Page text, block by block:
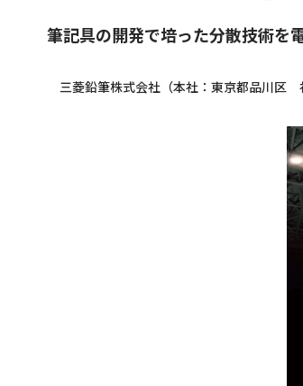
筆記具の開発で培った分散技術を
三菱鉛筆株式会社（本社：東京都品川区